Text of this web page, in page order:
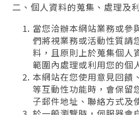
二、個人資料的蒐集、處理及
當您洽辦本網站業務或參
們將視業務或活動性質請
料，且原則上於蒐集個人
範圍內處理或利用您的個
本網站在您使用意見回饋
等互動性功能時，會保留
子郵件地址、聯絡方式及